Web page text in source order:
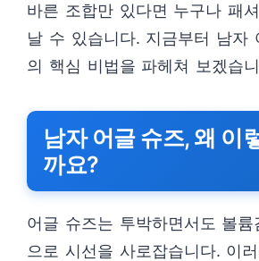
바른 조합만 있다면 누구나 패
날 수 있습니다. 지금부터 남자
의 핵심 비법을 파헤쳐 보겠습
남자 어글 슈즈, 왜 이
까요?
어글 슈즈는 투박하면서도 볼륨
으로 시선을 사로잡습니다. 이